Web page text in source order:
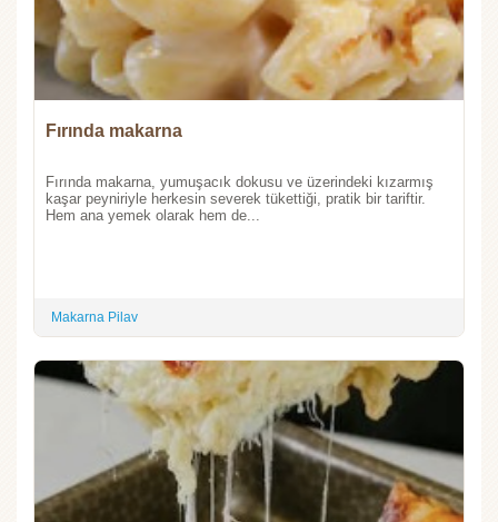
Fırında makarna
Fırında makarna, yumuşacık dokusu ve üzerindeki kızarmış
kaşar peyniriyle herkesin severek tükettiği, pratik bir tariftir.
Hem ana yemek olarak hem de...
Makarna Pilav